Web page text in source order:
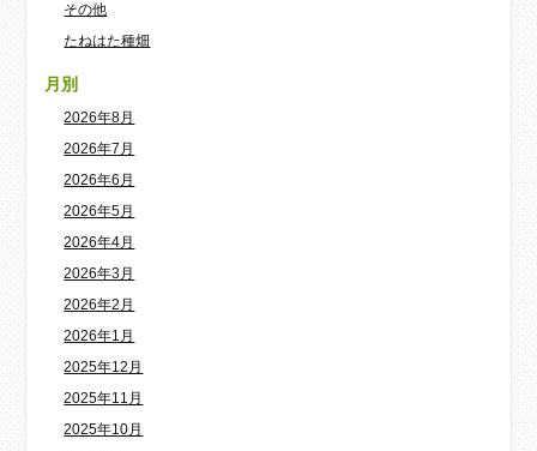
その他
たねはた種畑
月別
2026年8月
2026年7月
2026年6月
2026年5月
2026年4月
2026年3月
2026年2月
2026年1月
2025年12月
2025年11月
2025年10月